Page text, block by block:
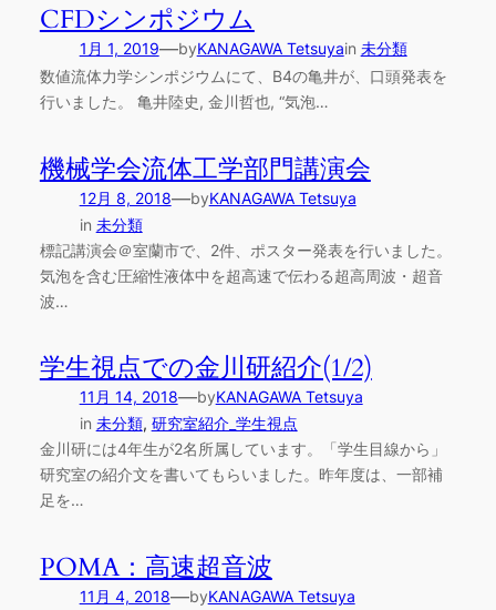
CFDシンポジウム
1月 1, 2019—byKANAGAWA Tetsuyain 未分類
数値流体力学シンポジウムにて、B4の亀井が、口頭発表を
行いました。 亀井陸史, 金川哲也, “気泡…
機械学会流体工学部門講演会
12月 8, 2018—byKANAGAWA Tetsuya
in 未分類
標記講演会＠室蘭市で、2件、ポスター発表を行いました。
気泡を含む圧縮性液体中を超高速で伝わる超高周波・超音
波…
学生視点での金川研紹介(1/2)
11月 14, 2018—byKANAGAWA Tetsuya
in 未分類, 研究室紹介_学生視点
金川研には4年生が2名所属しています。「学生目線から」
研究室の紹介文を書いてもらいました。昨年度は、一部補
足を…
POMA：高速超音波
11月 4, 2018—byKANAGAWA Tetsuya